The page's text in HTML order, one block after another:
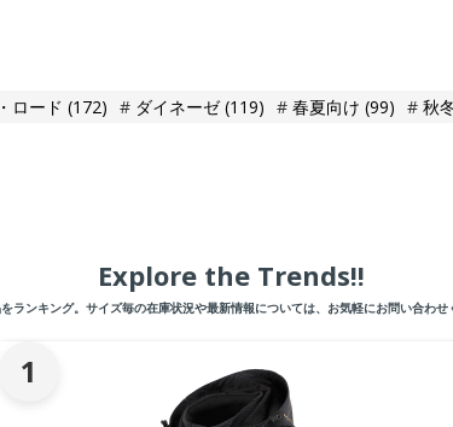
ロード (172) ダイネーゼ(119) 春夏向け (99) 秋
Explore the Trends!!
ランキング。サイズ毎の在庫状況や最新情報については、お気軽にお問い合わせ
1